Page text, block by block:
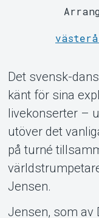
Det svensk-
känt för sina
livekonserter –
utöver det
på turné
Jensen.
Jensen, som av